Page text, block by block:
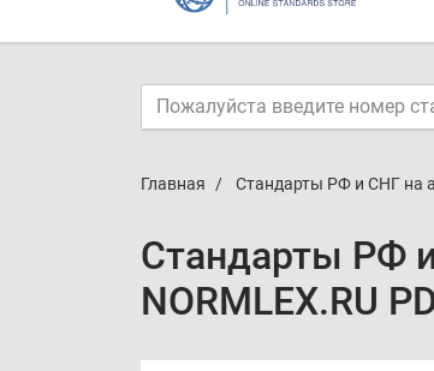
Главная Стандарты РФ и СНГ на
Стандарты РФ
NORMLEX.RU